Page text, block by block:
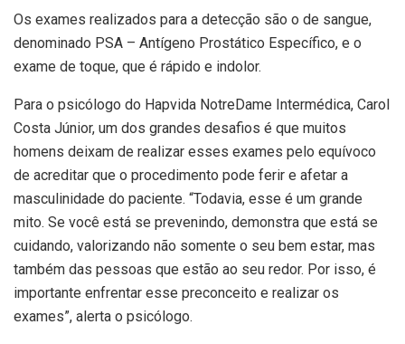
Os exames realizados para a detecção são o de sangue,
denominado PSA – Antígeno Prostático Específico, e o
exame de toque, que é rápido e indolor.
Para o psicólogo do Hapvida NotreDame Intermédica, Carol
Costa Júnior, um dos grandes desafios é que muitos
homens deixam de realizar esses exames pelo equívoco
de acreditar que o procedimento pode ferir e afetar a
masculinidade do paciente. “Todavia, esse é um grande
mito. Se você está se prevenindo, demonstra que está se
cuidando, valorizando não somente o seu bem estar, mas
também das pessoas que estão ao seu redor. Por isso, é
importante enfrentar esse preconceito e realizar os
exames”, alerta o psicólogo.